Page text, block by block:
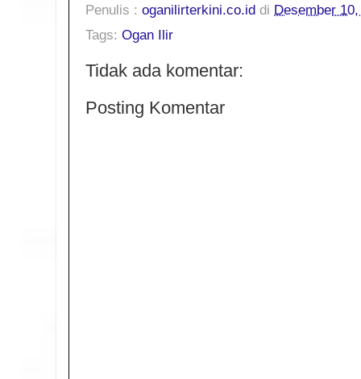
Penulis : oganilirterkini.co.id di Desember
Tags: Ogan Ilir
Tidak ada komentar:
Posting Komentar